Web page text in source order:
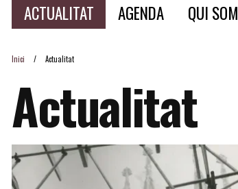
ACTUALITAT AGENDA QUI SOM
Inici Actualitat
Actualitat